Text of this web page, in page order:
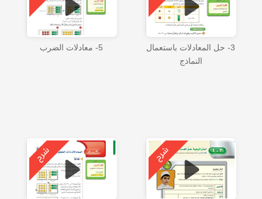
3- حل المعادلات باستعمال
النماذج
5- معادلات الضرب